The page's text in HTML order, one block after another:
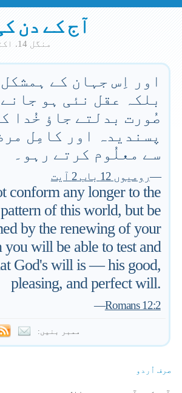
آج کے دن
منگل 14. اكتوبر 2014
اور اِس جہان کے
بلکہ عقل نئی ہو
صُورت بدلتے جاؤ خُدا
پسندیدہ اور کامِل
سے معلُوم کرتے رہو۔
—رومیوں 12 باب 2 آیت
conform any longer to the
pattern of this world, but be
by the renewing of your
will be able to test and
God's will is — his good,
pleasing, and perfect will.
—Romans 12:2
ممبر بنیں:
صرف اُردو